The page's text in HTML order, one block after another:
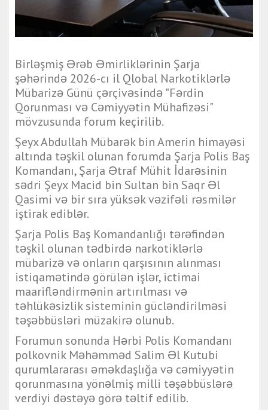
Birləşmiş Ərəb Əmirliklərinin Şarja
şəhərində 2026-cı il Qlobal Narkotiklərlə
Mübarizə Günü çərçivəsində "Fərdin
Qorunması və Cəmiyyətin Mühafizəsi"
mövzusunda forum keçirilib.
Şeyx Abdullah Mübarək bin Amerin himayəsi
altında təşkil olunan forumda Şarja Polis Baş
Komandanı, Şarja Ətraf Mühit İdarəsinin
sədri Şeyx Macid bin Sultan bin Saqr Əl
Qasimi və bir sıra yüksək vəzifəli rəsmilər
iştirak ediblər.
Şarja Polis Baş Komandanlığı tərəfindən
təşkil olunan tədbirdə narkotiklərlə
mübarizə və onların qarşısının alınması
istiqamətində görülən işlər, ictimai
maarifləndirmənin artırılması və
təhlükəsizlik sisteminin gücləndirilməsi
təşəbbüsləri müzakirə olunub.
Forumun sonunda Hərbi Polis Komandanı
polkovnik Məhəmməd Salim Əl Kutubi
qurumlararası əməkdaşlığa və cəmiyyətin
qorunmasına yönəlmiş milli təşəbbüslərə
verdiyi dəstəyə görə təltif edilib.